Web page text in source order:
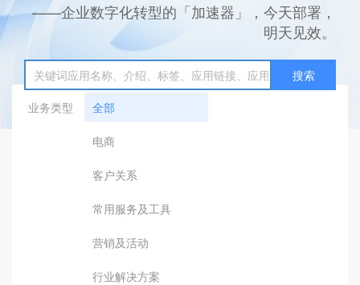
——企业数字化转型的「加速器」，今天部署，
明天见效。
搜索
业务类型
全部
电商
客户关系
常用服务及工具
营销及活动
行业解决方案